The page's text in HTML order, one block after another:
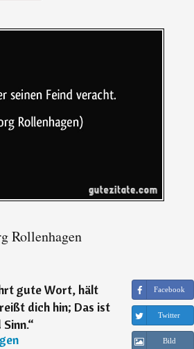
Rollenhagen
gute Wort, hält
dich hin; Das ist
“
Facebook
Twitter
Bild